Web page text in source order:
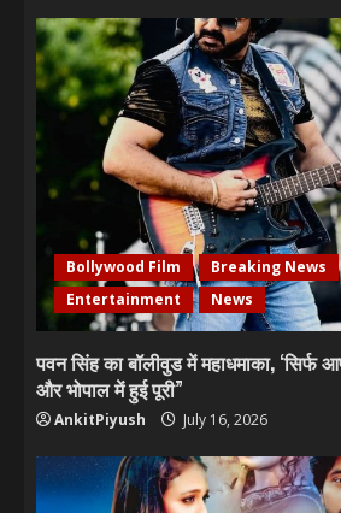
Bollywood Film
Breaking News
Entertainment
News
पवन सिंह का बॉलीवुड में महाधमाका,
और भोपाल में हुई पूरी”
AnkitPiyush July 16, 2026